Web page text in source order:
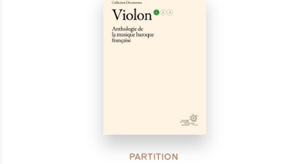
PARTITION